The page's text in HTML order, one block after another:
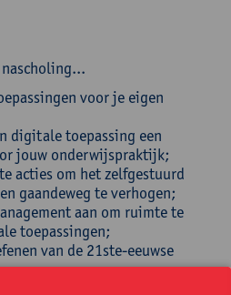
voor je eigen
digitale toepassing een
jouw onderwijspraktijk;
acties om het zelfgestuurd
gaandeweg te verhogen;
aan om ruimte te
toepassingen;
van de 21ste-eeuwse